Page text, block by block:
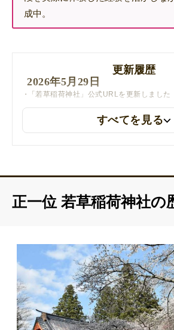
成中。
更新履歴
2026年5月29日
「若草稲荷神社」公式URLを更新しました
すべてを見る
正一位 若草稲荷神社の